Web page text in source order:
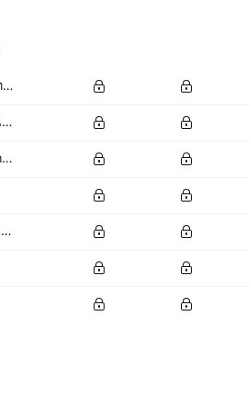
อัตราผลตอบแทนจากสินทรัพย์ %
อัตราผลตอบแทนจากส่วนของผู้ถือหุ้น %
อัตราส่วนผลตอบแทนจากเงินลงทุนเพื่อการดำเนินงาน %
อัตรากำไรจากการดำเนินงาน %